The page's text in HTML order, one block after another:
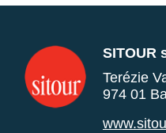
SITOUR
Terézie
974 01